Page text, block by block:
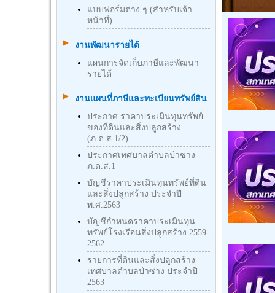
แบบฟอร์มต่าง ๆ (สำหรับเจ้า
หน้าที่)
งานพัฒนารายได้
แผนการจัดเก็บภาษีและพัฒนา
รายได้
งานแผนที่ภาษีและทะเบียนทรัพย์สิน
ประกาศ ราคาประเมินทุนทรัพย์
ของที่ดินและสิ่งปลูกสร้าง
(ภ.ด.ส.1/2)
ประกาศเทศบาลตำบลป่าซาง
ภ.ด.ส.1
บัญชีราคาประเมินทุนทรัพย์ที่ดิน
และสิ่งปลูกสร้าง ประจำปี
พ.ศ.2563
บัญชีกําหนดราคาประเมินทุน
ทรัพย์โรงเรือนสิ่งปลูกสร้าง 2559-
2562
รายการที่ดินและสิ่งปลูกสร้าง
เทศบาลตำบลป่าซาง ประจำปี
2563